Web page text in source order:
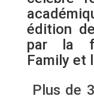
édition
par la
Family et
Plus de